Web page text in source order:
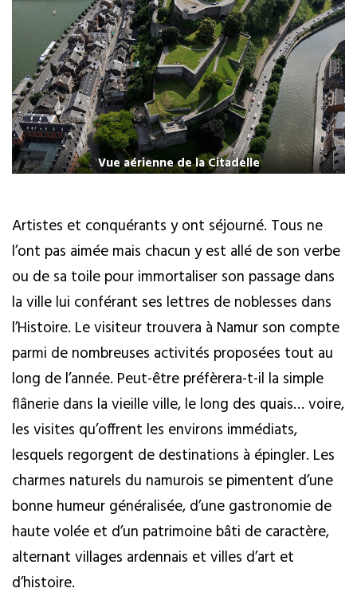
Vue aérienne de la Citadelle
Artistes et conquérants y ont séjourné. Tous ne
l’ont pas aimée mais chacun y est allé de son verbe
ou de sa toile pour immortaliser son passage dans
la ville lui conférant ses lettres de noblesses dans
l’Histoire. Le visiteur trouvera à Namur son compte
parmi de nombreuses activités proposées tout au
long de l’année. Peut-être préfèrera-t-il la simple
flânerie dans la vieille ville, le long des quais… voire,
les visites qu’offrent les environs immédiats,
lesquels regorgent de destinations à épingler. Les
charmes naturels du namurois se pimentent d’une
bonne humeur généralisée, d’une gastronomie de
haute volée et d’un patrimoine bâti de caractère,
alternant villages ardennais et villes d’art et
d’histoire.